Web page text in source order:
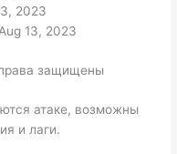
2023
13, 2023
защищены
атаке, возможны
и лаги.